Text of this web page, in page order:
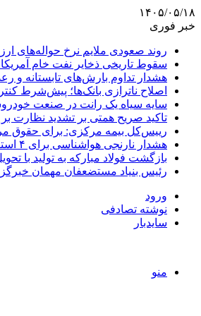
۱۴۰۵/۰۵/۱۸
خبر فوری
روند صعودی ملایم نرخ حواله‌های
سقوط تاریخی ذخایر نفت خام
هشدار تداوم بارش‌های تابستانه و رعدوبرق در ۴
اصلاح ناترازی بانک‌ها؛ پیش‌شرط
سایه سیاه یک رانت در صنعت
تاکید صریح همتی بر تشدید نظارت بر
رییس‌کل بیمه مرکزی: برای حقوق
هشدار نارنجی هواشناسی برای ۴ استان؛ رگبار شدید و سقوط سنگ در راه است
بازگشت فولاد مبارکه به تولید با
رئیس بنیاد مستضعفان مهمان
ورود
نوشته تصادفی
سایدبار
منو